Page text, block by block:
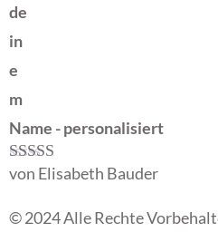
de
in
e
m
Name - personalisiert
Bewertet mit
von Elisabeth Bauder
© 2024 Alle Rechte